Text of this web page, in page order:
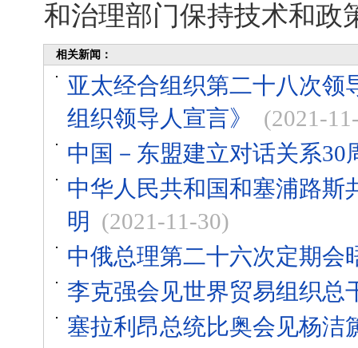
和治理部门保持技术和政
相关新闻：
亚太经合组织第二十八次领
组织领导人宣言》
(2021-
中国－东盟建立对话关系30
中华人民共和国和塞浦路斯
明 (2021-11-30)
中俄总理第二十六次定期会
李克强会见世界贸易组织总
塞拉利昂总统比奥会见杨洁